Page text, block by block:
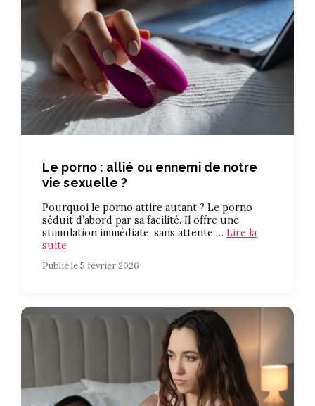
Le porno : allié ou ennemi de notre
vie sexuelle ?
Pourquoi le porno attire autant ? Le porno
séduit d’abord par sa facilité. Il offre une
stimulation immédiate, sans attente … Lire la
suite
Publié le 5 février 2026